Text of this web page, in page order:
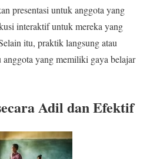
presentasi untuk anggota yang
interaktif untuk mereka yang
itu, praktik langsung atau
anggota yang memiliki gaya belajar
Adil dan Efektif